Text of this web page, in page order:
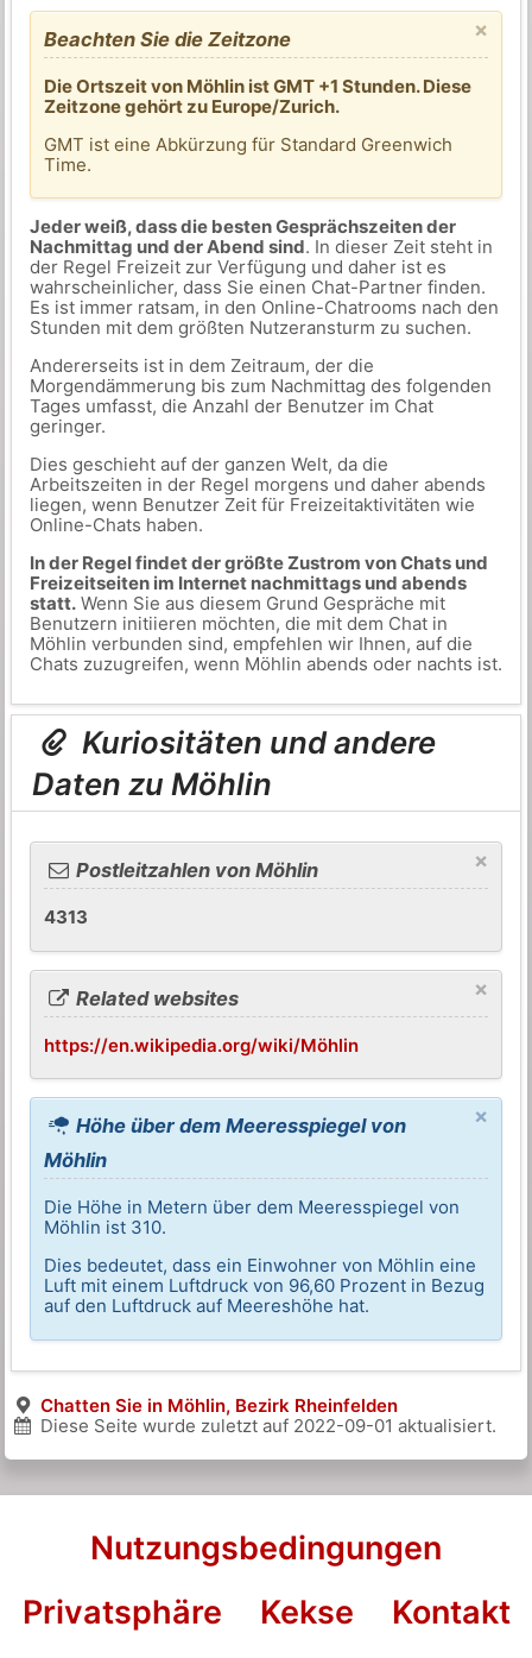
×
Beachten Sie die Zeitzone
Die Ortszeit von Möhlin ist GMT +1 Stunden. Diese
Zeitzone gehört zu Europe/Zurich.
GMT ist eine Abkürzung für Standard Greenwich
Time.
Jeder weiß, dass die besten Gesprächszeiten der
Nachmittag und der Abend sind. In dieser Zeit steht in
der Regel Freizeit zur Verfügung und daher ist es
wahrscheinlicher, dass Sie einen Chat-Partner finden.
Es ist immer ratsam, in den Online-Chatrooms nach den
Stunden mit dem größten Nutzeransturm zu suchen.
Andererseits ist in dem Zeitraum, der die
Morgendämmerung bis zum Nachmittag des folgenden
Tages umfasst, die Anzahl der Benutzer im Chat
geringer.
Dies geschieht auf der ganzen Welt, da die
Arbeitszeiten in der Regel morgens und daher abends
liegen, wenn Benutzer Zeit für Freizeitaktivitäten wie
Online-Chats haben.
In der Regel findet der größte Zustrom von Chats und
Freizeitseiten im Internet nachmittags und abends
statt.Wenn Sie aus diesem Grund Gespräche mit
Benutzern initiieren möchten, die mit dem Chat in
Möhlin verbunden sind, empfehlen wir Ihnen, auf die
Chats zuzugreifen, wenn Möhlin abends oder nachts ist.
Kuriositäten und andere
Daten zu Möhlin
×
Postleitzahlen von Möhlin
4313
×
Related websites
https://en.wikipedia.org/wiki/Möhlin
×
Höhe über dem Meeresspiegel von
Möhlin
Die Höhe in Metern über dem Meeresspiegel von
Möhlin ist 310.
Dies bedeutet, dass ein Einwohner von Möhlin eine
Luft mit einem Luftdruck von 96,60 Prozent in Bezug
auf den Luftdruck auf Meereshöhe hat.
Chatten Sie in Möhlin, Bezirk Rheinfelden
Diese Seite wurde zuletzt auf 2022-09-01 aktualisiert.
Nutzungsbedingungen
Privatsphäre
Kekse
Kontakt